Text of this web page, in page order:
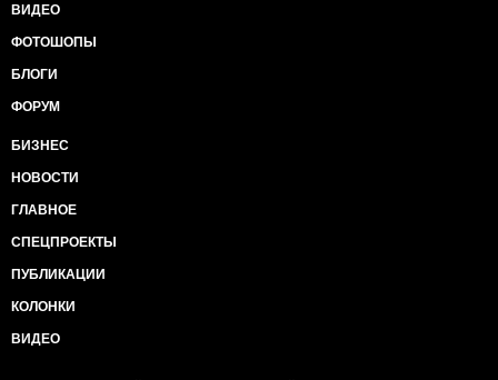
ВИДЕО
ФОТОШОПЫ
БЛОГИ
ФОРУМ
БИЗНЕС
НОВОСТИ
ГЛАВНОЕ
СПЕЦПРОЕКТЫ
ПУБЛИКАЦИИ
КОЛОНКИ
ВИДЕО